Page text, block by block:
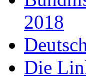
2018
Die